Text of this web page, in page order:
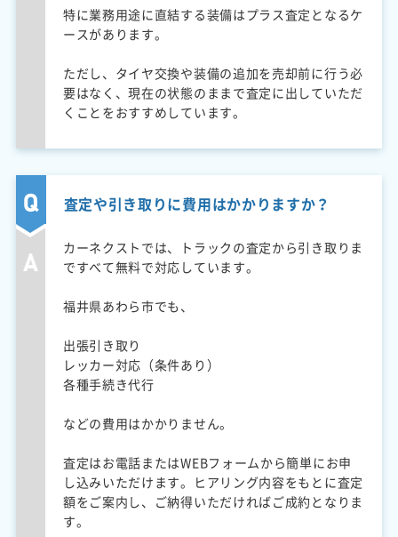
特に業務用途に直結する装備はプラス査定となるケ
ースがあります。
ただし、タイヤ交換や装備の追加を売却前に行う必
要はなく、現在の状態のままで査定に出していただ
くことをおすすめしています。
査定や引き取りに費用はかかりますか？
カーネクストでは、トラックの査定から引き取りま
ですべて無料で対応しています。
福井県あわら市でも、
出張引き取り
レッカー対応（条件あり）
各種手続き代行
などの費用はかかりません。
査定はお電話またはWEBフォームから簡単にお申
し込みいただけます。ヒアリング内容をもとに査定
額をご案内し、ご納得いただければご成約となりま
す。